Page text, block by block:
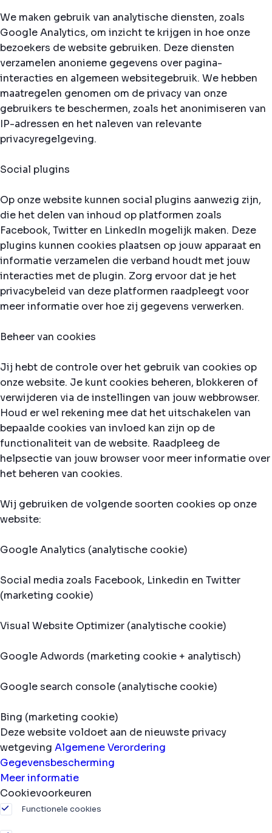
We maken gebruik van analytische diensten, zoals
Google Analytics, om inzicht te krijgen in hoe onze
bezoekers de website gebruiken. Deze diensten
verzamelen anonieme gegevens over pagina-
interacties en algemeen websitegebruik. We hebben
maatregelen genomen om de privacy van onze
gebruikers te beschermen, zoals het anonimiseren van
IP-adressen en het naleven van relevante
privacyregelgeving.
Social plugins
Op onze website kunnen social plugins aanwezig zijn,
die het delen van inhoud op platformen zoals
Facebook, Twitter en LinkedIn mogelijk maken. Deze
plugins kunnen cookies plaatsen op jouw apparaat en
informatie verzamelen die verband houdt met jouw
interacties met de plugin. Zorg ervoor dat je het
privacybeleid van deze platformen raadpleegt voor
meer informatie over hoe zij gegevens verwerken.
Beheer van cookies
Jij hebt de controle over het gebruik van cookies op
onze website. Je kunt cookies beheren, blokkeren of
verwijderen via de instellingen van jouw webbrowser.
Houd er wel rekening mee dat het uitschakelen van
bepaalde cookies van invloed kan zijn op de
functionaliteit van de website. Raadpleeg de
helpsectie van jouw browser voor meer informatie over
het beheren van cookies.
Wij gebruiken de volgende soorten cookies op onze
website:
Google Analytics (analytische cookie)
Social media zoals Facebook, Linkedin en Twitter
(marketing cookie)
Visual Website Optimizer (analytische cookie)
Google Adwords (marketing cookie + analytisch)
Google search console (analytische cookie)
Bing (marketing cookie)
Deze website voldoet aan de nieuwste privacy
wetgeving Algemene Verordering
Gegevensbescherming
Meer informatie
Cookievoorkeuren
Functionele cookies